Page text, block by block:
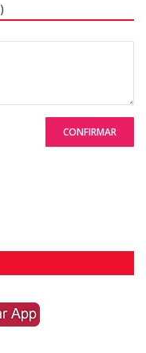
)
CONFIRMAR